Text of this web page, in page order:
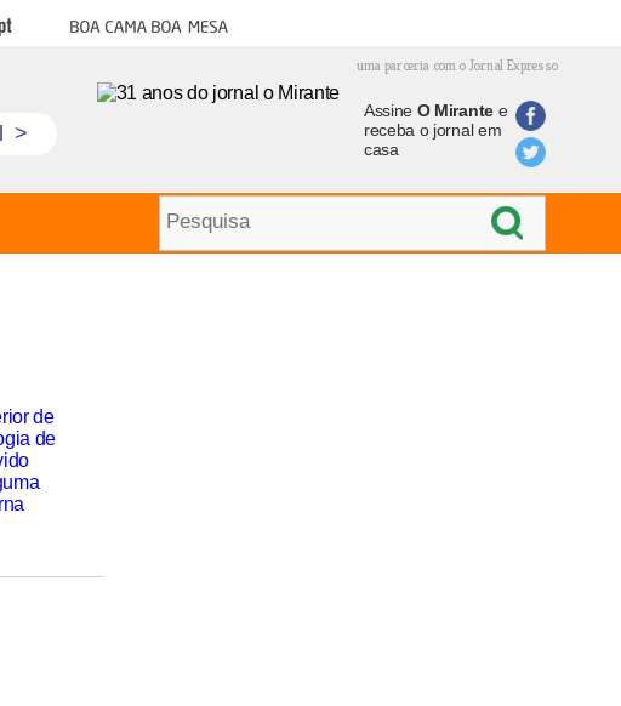
Boa cama boa mesa
uma parceria com o Jornal Expresso
>
Assine O Mirantee
receba o jornal em
casa